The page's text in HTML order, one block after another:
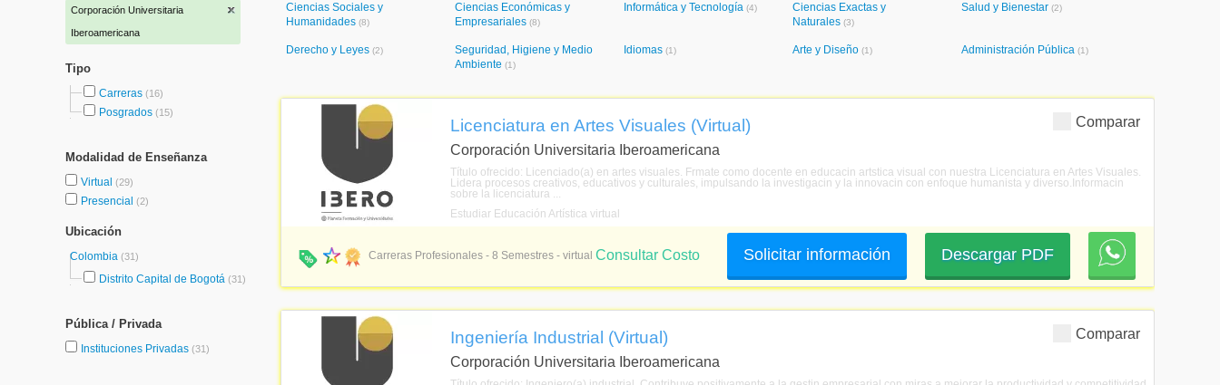
Corporación Universitaria
Iberoamericana
Tipo
Carreras (16)
Posgrados (15)
Modalidad de Enseñanza
Virtual (29)
Presencial (2)
Ubicación
Colombia (31)
Distrito Capital de Bogotá (31)
Pública / Privada
Instituciones Privadas (31)
Ciencias Sociales y
Humanidades (8)
Ciencias Económicas y
Empresariales (8)
Informática y Tecnología (4)
Ciencias Exactas y
Naturales (3)
Salud y Bienestar (2)
Derecho y Leyes (2)
Seguridad, Higiene y Medio
Ambiente (1)
Idiomas (1) Arte y Diseño (1) Administración Pública (1)
Comparar
Licenciatura en Artes Visuales (Virtual)
Corporación Universitaria Iberoamericana
Título ofrecido: Licenciado(a) en artes visuales. Frmate como docente en educacin artstica visual con nuestra Licenciatura en Artes Visuales.
Lidera procesos creativos, educativos y culturales, impulsando la investigacin y la innovacin con enfoque humanista y diverso.Informacin
sobre la licenciatura ...
Estudiar Educación Artística virtual
Carreras Profesionales - 8 Semestres - virtual Descargar PDF
Solicitar información
Consultar Costo
Comparar
Ingeniería Industrial (Virtual)
Corporación Universitaria Iberoamericana